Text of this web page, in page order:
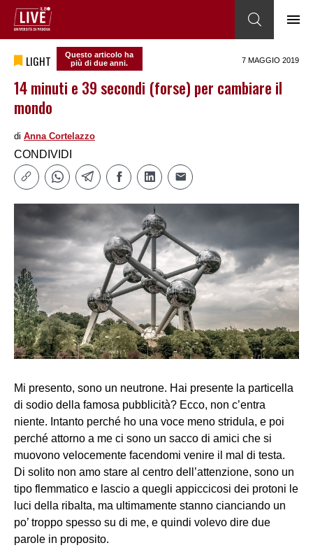
LIGHT
Questo articolo ha
più di due anni.
7 MAGGIO 2019
14 minuti e 39 secondi (forse) per cambiare il
mondo
di Anna Cortelazzo
CONDIVIDI
Mi presento, sono un neutrone. Hai presente la particella
di sodio della famosa pubblicità? Ecco, non c’entra
niente. Intanto perché ho una voce meno stridula, e poi
perché attorno a me ci sono un sacco di amici che si
muovono velocemente facendomi venire il mal di testa.
Di solito non amo stare al centro dell’attenzione, sono un
tipo flemmatico e lascio a quegli appiccicosi dei protoni le
luci della ribalta, ma ultimamente stanno cianciando un
po’ troppo spesso su di me, e quindi volevo dire due
parole in proposito.